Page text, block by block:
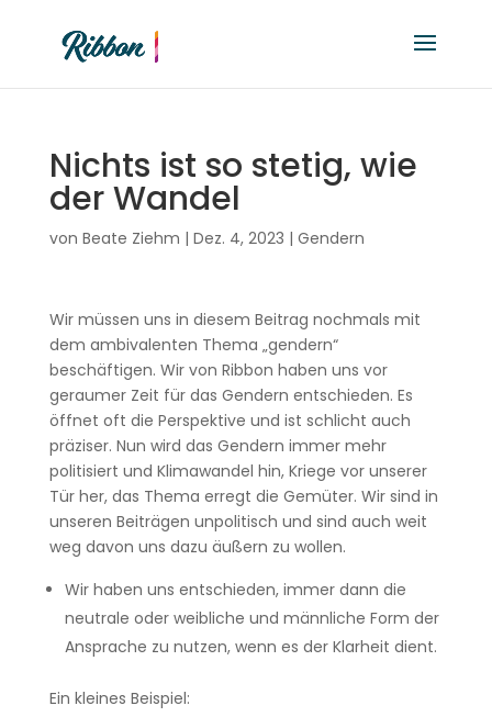
Nichts ist so stetig, wie
der Wandel
von Beate Ziehm | Dez. 4, 2023 | Gendern
Wir müssen uns in diesem Beitrag nochmals mit
dem ambivalenten Thema „gendern“
beschäftigen. Wir von Ribbon haben uns vor
geraumer Zeit für das Gendern entschieden. Es
öffnet oft die Perspektive und ist schlicht auch
präziser. Nun wird das Gendern immer mehr
politisiert und Klimawandel hin, Kriege vor unserer
Tür her, das Thema erregt die Gemüter. Wir sind in
unseren Beiträgen unpolitisch und sind auch weit
weg davon uns dazu äußern zu wollen.
Wir haben uns entschieden, immer dann die
neutrale oder weibliche und männliche Form der
Ansprache zu nutzen, wenn es der Klarheit dient.
Ein kleines Beispiel: